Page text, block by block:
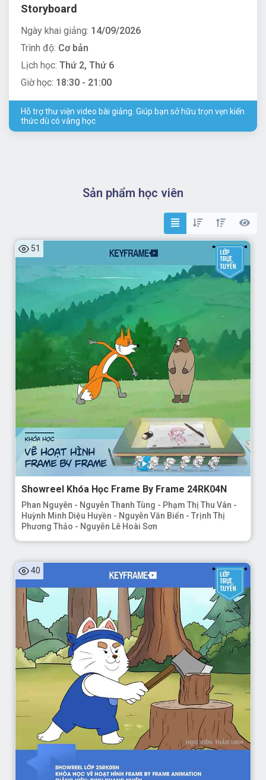
Storyboard
Ngày khai giảng: 14/09/2026
Trình độ: Cơ bản
Lịch học: Thứ 2, Thứ 6
Giờ học: 18:30 - 21:00
Hỗ trợ thư viện video bài giảng. Giúp bạn sở hữu trọn vẹn kiến
thức dù có vắng học
Sản phẩm học viên
51
Showreel Khóa Học Frame By Frame 24RK04N
Phan Nguyên - Nguyễn Thanh Tùng - Phạm Thị Thu Vân -
Huỳnh Minh Diệu Huyền - Nguyễn Văn Biển - Trịnh Thị
Phương Thảo - Nguyễn Lê Hoài Sơn
40